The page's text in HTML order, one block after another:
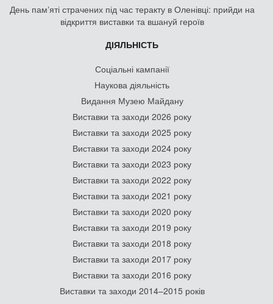
День памʼяті страчених під час теракту в Оленівці: прийди на
відкриття виставки та вшануй героїв
ДІЯЛЬНІСТЬ
Соціальні кампанії
Наукова діяльність
Видання Музею Майдану
Виставки та заходи 2026 року
Виставки та заходи 2025 року
Виставки та заходи 2024 року
Виставки та заходи 2023 року
Виставки та заходи 2022 року
Виставки та заходи 2021 року
Виставки та заходи 2020 року
Виставки та заходи 2019 року
Виставки та заходи 2018 року
Виставки та заходи 2017 року
Виставки та заходи 2016 року
Виставки та заходи 2014–2015 років